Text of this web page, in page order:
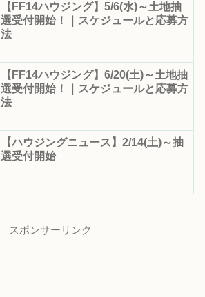
【FF14ハウジング】5/6(水)～土地抽
選受付開始！｜スケジュールと応募方
法
【FF14ハウジング】6/20(土)～土地抽
選受付開始！｜スケジュールと応募方
法
【ハウジングニュース】2/14(土)～抽
選受付開始
スポンサーリンク